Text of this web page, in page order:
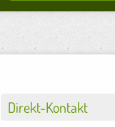
Direkt-Kontakt